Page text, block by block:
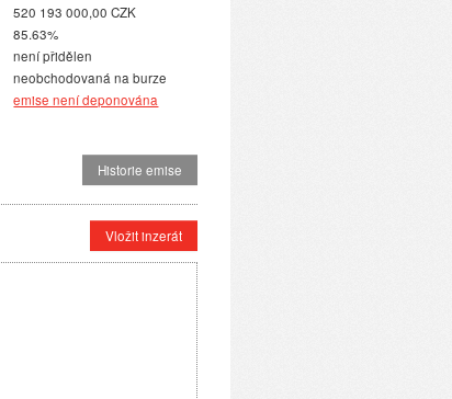
520 193 000,00 CZK
85.63%
není přidělen
neobchodovaná na burze
emise není deponována
Historie emise
Vložit inzerát